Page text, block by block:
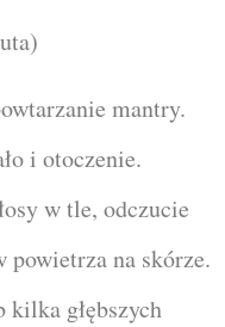
mantry.
i otoczenie.
w tle, odczucie
powietrza na skórze.
kilka głębszych